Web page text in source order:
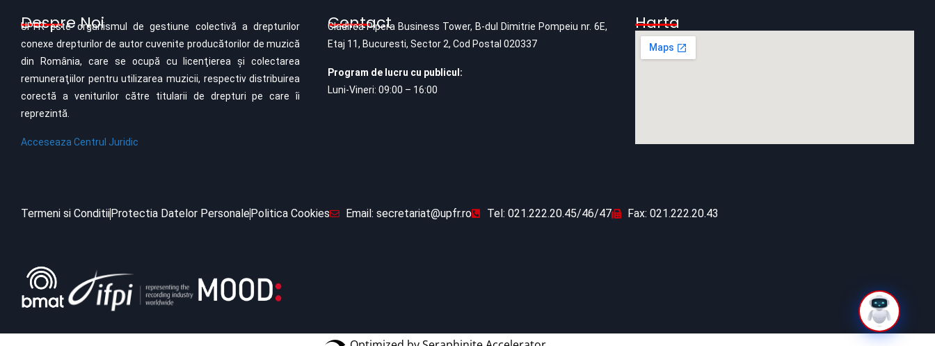
Despre Noi
UPFR este organismul de gestiune colectivă a drepturilor
conexe drepturilor de autor cuvenite producătorilor de muzică
din România, care se ocupă cu licenţierea şi colectarea
remuneraţiilor pentru utilizarea muzicii, respectiv distribuirea
corectă a veniturilor către titularii de drepturi pe care îi
reprezintă.
Acceseaza Centrul Juridic
Contact
Cladirea Pipera Business Tower, B-dul Dimitrie Pompeiu nr. 6E,
Etaj 11, Bucuresti, Sector 2, Cod Postal 020337
Program de lucru cu publicul:
Luni-Vineri: 09:00 – 16:00
Harta
Termeni si Conditii Protectia Datelor Personale Politica Cookies Email: secretariat@upfr.ro Tel: 021.222.20.45/46/47 Fax: 021.222.20.43